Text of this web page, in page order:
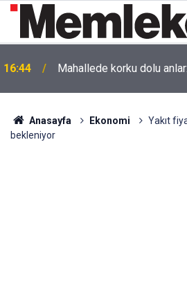
16:44 Mahallede korku dolu
Anasayfa Ekonomi
Yakıt
bekleniyor